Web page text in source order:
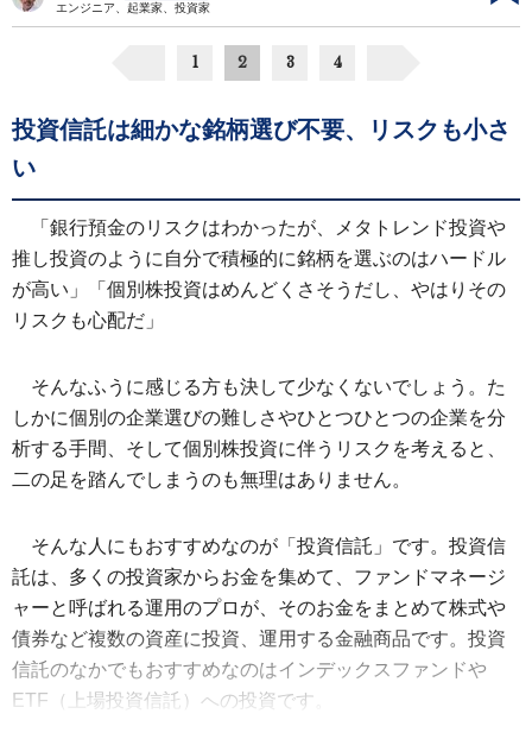
エンジニア、起業家、投資家
1 2 3 4
投資信託は細かな銘柄選び不要、リスクも小さ
い
「銀行預金のリスクはわかったが、メタトレンド投資や
推し投資のように自分で積極的に銘柄を選ぶのはハードル
が高い」「個別株投資はめんどくさそうだし、やはりその
リスクも心配だ」
そんなふうに感じる方も決して少なくないでしょう。た
しかに個別の企業選びの難しさやひとつひとつの企業を分
析する手間、そして個別株投資に伴うリスクを考えると、
二の足を踏んでしまうのも無理はありません。
そんな人にもおすすめなのが「投資信託」です。投資信
託は、多くの投資家からお金を集めて、ファンドマネージ
ャーと呼ばれる運用のプロが、そのお金をまとめて株式や
債券など複数の資産に投資、運用する金融商品です。投資
信託のなかでもおすすめなのはインデックスファンドや
ETF（上場投資信託）への投資です。